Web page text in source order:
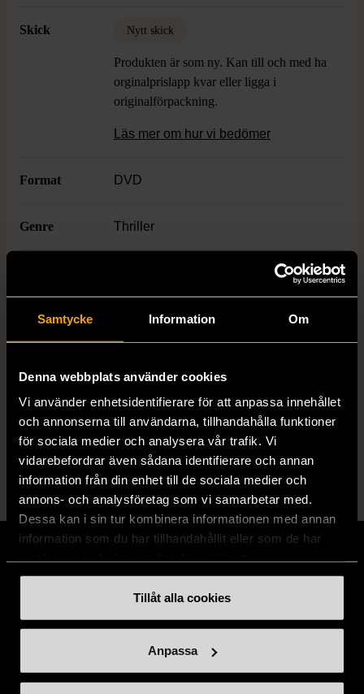
Samtycke Information Om
Denna webbplats använder cookies
Vi använder enhetsidentifierare för att anpassa innehållet
och annonserna till användarna, tillhandahålla funktioner
för sociala medier och analysera vår trafik. Vi
vidarebefordrar även sådana identifierare och annan
information från din enhet till de sociala medier och
annons- och analysföretag som vi samarbetar med.
Dessa kan i sin tur kombinera informationen med annan
information som du har tillhandahållit eller som de har
Tillåt alla cookies
Anpassa
Skick Nytt skick
Produkten är som ny. Kan till och med ha
orginalprislapp kvar eller ligga i
originalförpackning.
Läs mer om hur vi bedömer
Format DVD
Genre Thriller
Produkten är unik och finns enbart som 1 st i lager.
Fri frakt på alla köp över 990 kr.
14 dagars ångerrät.